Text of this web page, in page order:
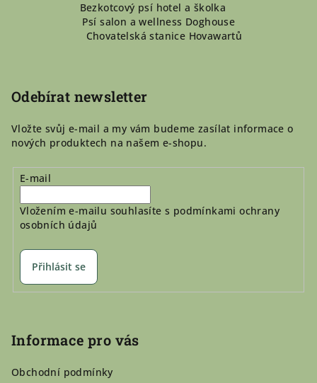
Bezkotcový psí hotel a školka
Psí salon a wellness Doghouse
Chovatelská stanice Hovawartů
Odebírat newsletter
Vložte svůj e-mail a my vám budeme zasílat informace o
nových produktech na našem e-shopu.
E-mail
Vložením e-mailu souhlasíte s podmínkami ochrany
osobních údajů
Přihlásit se
Informace pro vás
Obchodní podmínky